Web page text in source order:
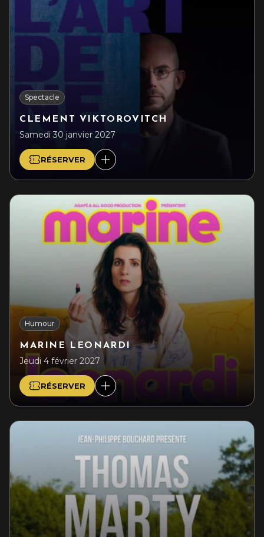
Spectacle
CLEMENT VIKTOROVITCH
Samedi 30 janvier 2027
RÉSERVER
Humour
MARINE LEONARDI
Jeudi 4 février 2027
RÉSERVER